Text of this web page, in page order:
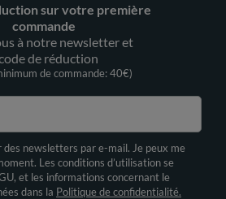
sur votre première
commande
à notre newsletter et
de réduction
de commande: 40€)
des newsletters par e-mail. Je peux me
Les conditions d’utilisation se
et les informations concernant le
dans la Politique de confidentialité.